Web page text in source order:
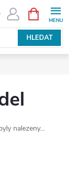
HLEDAT
NÁKUPNÍ
KOŠÍK
nalezeny...